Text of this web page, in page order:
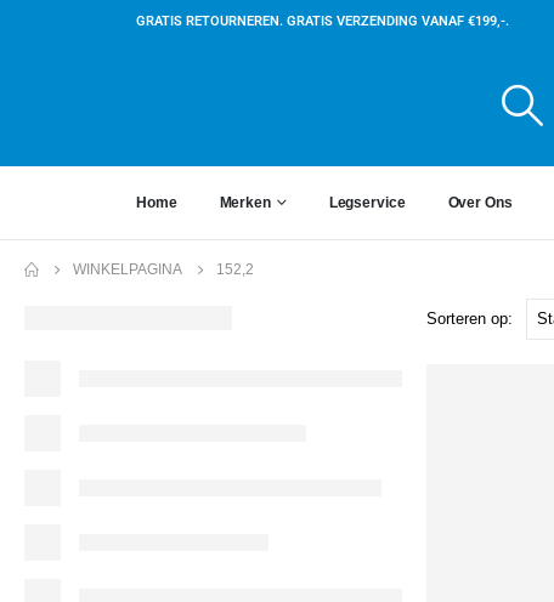
GRATIS RETOURNEREN. GRATIS VERZENDING VANAF €199,-.
Home Merken Legservice Over Ons
WINKELPAGINA 152,2
Sorteren op: